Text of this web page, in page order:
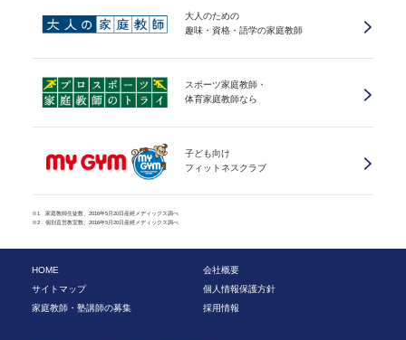
大人のための
趣味・資格・語学の家庭教師
スポーツ家庭教師・
体育家庭教師なら
子ども向け
フィットネスクラブ
※1 家庭教師生徒数、2016年5月20日産經メディックス調べ
※2 個別直営教室数、2016年5月20日産經メディックス調べ
HOME
会社概要
サイトマップ
個人情報保護方針
家庭教師・塾講師の募集
採用情報